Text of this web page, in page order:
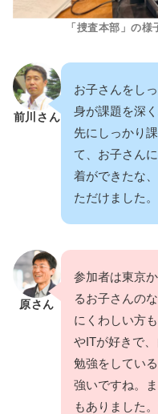
「捜査本部」の様
前川さん
お子さんをし
身が課題を深
先にしっかり
て、お子さん
着ができたな
ただけました。
原さん
参加者は東京
るお子さんの
にくわしい方
やITが好きで
勉強をしてい
強いですね。
もありました